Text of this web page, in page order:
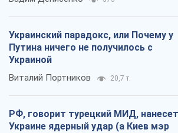
Украинский парадокс, или Почему у
Путина ничего не получилось с
Украиной
Виталий Портников 20,7 т.
РФ, говорит турецкий МИД,
Украине ядерный удар (а Киев мэр